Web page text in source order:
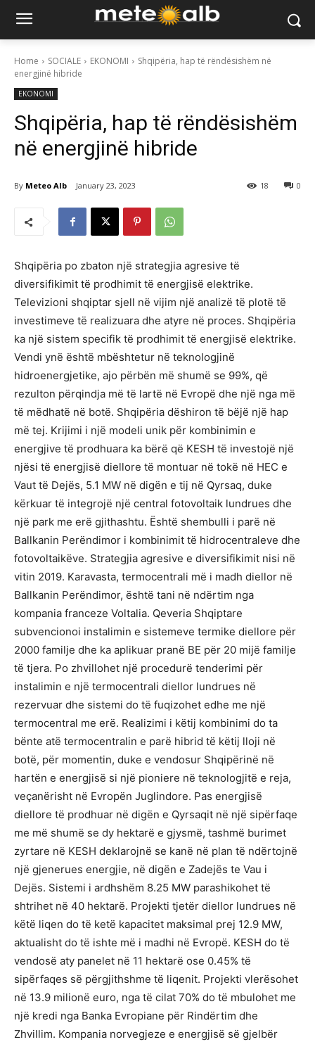
Home SOCIALE EKONOMI
Shqipëria, hap të rëndësishëm në
energjinë hibride
EKONOMI
Shqipëria, hap të rëndësishëm
në energjinë hibride
By Meteo Alb January 23, 2023 0
18
Shqipëria po zbaton një strategjia agresive të
diversifikimit të prodhimit të energjisë elektrike.
Televizioni shqiptar sjell në vijim një analizë të plotë të
investimeve të realizuara dhe atyre në proces. Shqipëria
ka një sistem specifik të prodhimit të energjisë elektrike.
Vendi ynë është mbështetur në teknologjinë
hidroenergjetike, ajo përbën më shumë se 99%, që
rezulton përqindja më të lartë në Evropë dhe një nga më
të mëdhatë në botë. Shqipëria dëshiron të bëjë një hap
më tej. Krijimi i një modeli unik për kombinimin e
energjive të prodhuara ka bërë që KESH të investojë një
njësi të energjisë diellore të montuar në tokë në HEC e
Vaut të Dejës, 5.1 MW në digën e tij në Qyrsaq, duke
kërkuar të integrojë një central fotovoltaik lundrues dhe
një park me erë gjithashtu. Është shembulli i parë në
Ballkanin Perëndimor i kombinimit të hidrocentraleve dhe
fotovoltaikëve. Strategjia agresive e diversifikimit nisi në
vitin 2019. Karavasta, termocentrali më i madh diellor në
Ballkanin Perëndimor, është tani në ndërtim nga
kompania franceze Voltalia. Qeveria Shqiptare
subvencionoi instalimin e sistemeve termike diellore për
2000 familje dhe ka aplikuar pranë BE për 20 mijë familje
të tjera. Po zhvillohet një procedurë tenderimi për
instalimin e një termocentrali diellor lundrues në
rezervuar dhe sistemi do të fuqizohet edhe me një
termocentral me erë. Realizimi i këtij kombinimi do ta
bënte atë termocentralin e parë hibrid të këtij lloji në
botë, për momentin, duke e vendosur Shqipërinë në
hartën e energjisë si një pioniere në teknologjitë e reja,
veçanërisht në Evropën Juglindore. Pas energjisë
diellore të prodhuar në digën e Qyrsaqit në një sipërfaqe
me më shumë se dy hektarë e gjysmë, tashmë burimet
zyrtare në KESH deklarojnë se kanë në plan të ndërtojnë
një gjenerues energjie, në digën e Zadejës te Vau i
Dejës. Sistemi i ardhshëm 8.25 MW parashikohet të
shtrihet në 40 hektarë. Projekti tjetër diellor lundrues në
këtë liqen do të ketë kapacitet maksimal prej 12.9 MW,
aktualisht do të ishte më i madhi në Evropë. KESH do të
vendosë aty panelet në 11 hektarë ose 0.45% të
sipërfaqes së përgjithshme të liqenit. Projekti vlerësohet
në 13.9 milionë euro, nga të cilat 70% do të mbulohet me
një kredi nga Banka Evropiane për Rindërtim dhe
Zhvillim. Kompania norvegjeze e energjisë së gjelbër